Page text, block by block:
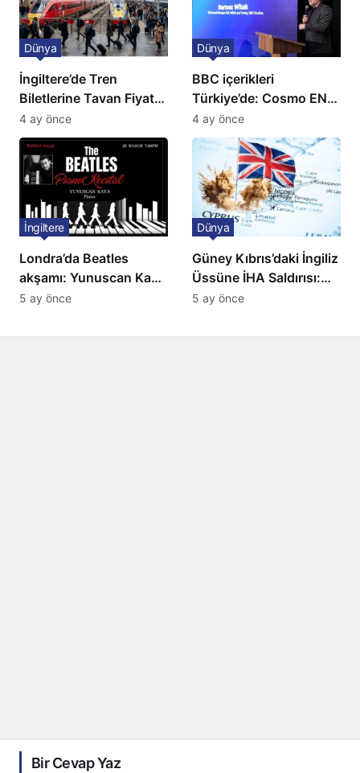
İngiltere’de Tren
Biletlerine Tavan Fiyat:
Ulaşımda Yeni
Düzenleme
Dünya
4 ay önce
BBC içerikleri
Türkiye’de: Cosmo EN
ve BBC Player yayında
Dünya
4 ay önce
Londra’da Beatles
akşamı: Yunuscan Kaya
klasik yorumuyla
İngiltere
5 ay önce
Güney Kıbrıs’daki İngiliz
Üssüne İHA Saldırısı:
Patlama, Sirenler ve
Dünya
5 ay önce
Bir Cevap Yaz